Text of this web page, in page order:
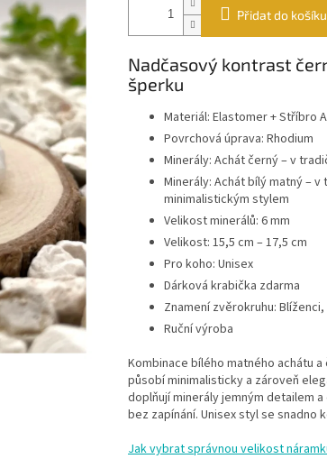
Přidat do košíku
Nadčasový kontrast
šperku
Materiál: Elastomer + Stříbro
Povrchová úprava: Rhodium
Minerály: Achát černý – v
Minerály: Achát bílý matný –
minimalistickým stylem
Velikost minerálů: 6 mm
Velikost: 15,5 cm – 17,5 cm
Pro koho: Unisex
Dárková krabička zdarma
Znamení zvěrokruhu:
Ruční výroba
Kombinace bílého matného achátu
působí minimalisticky a zároveň
doplňují minerály jemným detailem
bez zapínání. Unisex styl se
Jak vybrat správnou velikost